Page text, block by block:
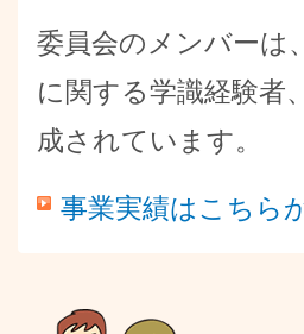
委員会のメンバーは
に関する学識経験者
成されています。
事業実績はこちら